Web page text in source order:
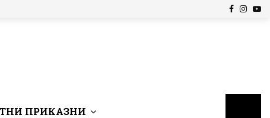
Facebook
ПРИКАЗНИ